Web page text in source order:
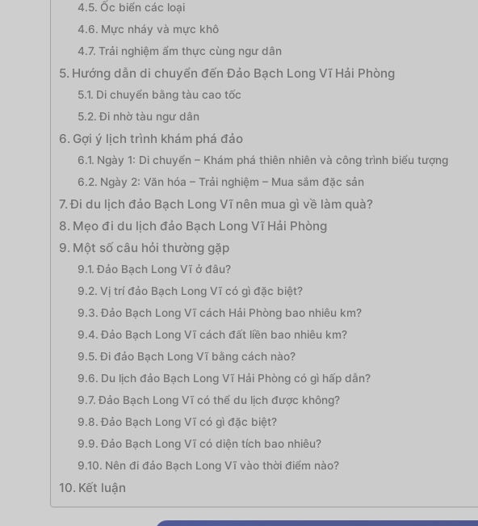
Ốc biển các loại
Mực nháy và mực khô
Trải nghiệm ẩm thực cùng ngư dân
Hướng dẫn di chuyển đến Đảo Bạch Long Vĩ Hải Phòng
Di chuyển bằng tàu cao tốc
Đi nhờ tàu ngư dân
Gợi ý lịch trình khám phá đảo
Ngày 1: Di chuyển – Khám phá thiên nhiên và công trình biểu tượng
Ngày 2: Văn hóa – Trải nghiệm – Mua sắm đặc sản
Đi du lịch đảo Bạch Long Vĩ nên mua gì về làm quà?
Mẹo đi du lịch đảo Bạch Long Vĩ Hải Phòng
Một số câu hỏi thường gặp
Đảo Bạch Long Vĩ ở đâu?
Vị trí đảo Bạch Long Vĩ có gì đặc biệt?
Đảo Bạch Long Vĩ cách Hải Phòng bao nhiêu km?
Đảo Bạch Long Vĩ cách đất liền bao nhiêu km?
Đi đảo Bạch Long Vĩ bằng cách nào?
Du lịch đảo Bạch Long Vĩ Hải Phòng có gì hấp dẫn?
Đảo Bạch Long Vĩ có thể du lịch được không?
Đảo Bạch Long Vĩ có gì đặc biệt?
Đảo Bạch Long Vĩ có diện tích bao nhiêu?
Nên đi đảo Bạch Long Vĩ vào thời điểm nào?
Kết luận